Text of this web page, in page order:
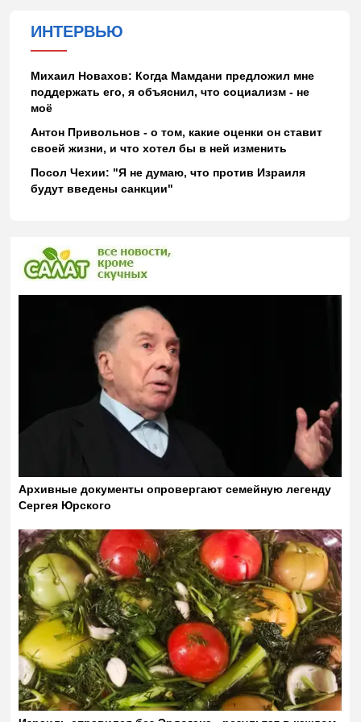
ИНТЕРВЬЮ
Михаил Новахов: Когда Мамдани предложил мне
поддержать его, я объяснил, что социализм - не
моё
Антон Привольнов - о том, какие оценки он ставит
своей жизни, и что хотел бы в ней изменить
Посол Чехии: "Я не думаю, что против Израиля
будут введены санкции"